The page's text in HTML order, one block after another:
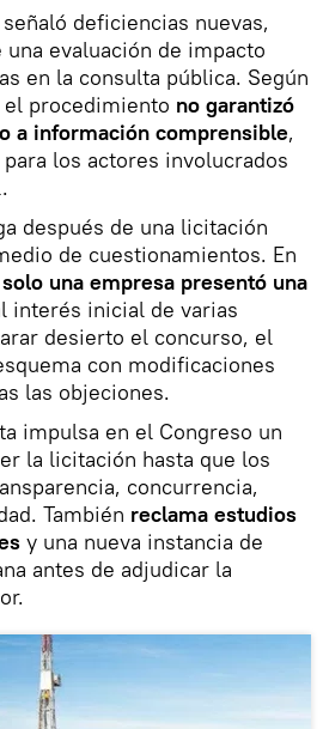
deficiencias nuevas,
evaluación de impacto
en la consulta pública. Según
procedimiento no garantizó
a información comprensible,
los actores involucrados
después de una licitación
de cuestionamientos. En
solo una empresa presentó una
interés inicial de varias
desierto el concurso, el
con modificaciones
las objeciones.
impulsa en el Congreso un
la licitación hasta que los
concurrencia,
También reclama estudios
y una nueva instancia de
antes de adjudicar la